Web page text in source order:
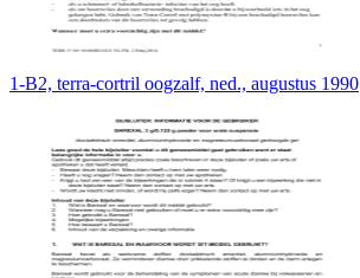
1-B2, terra-cortril oogzalf, ned., augustus 1990